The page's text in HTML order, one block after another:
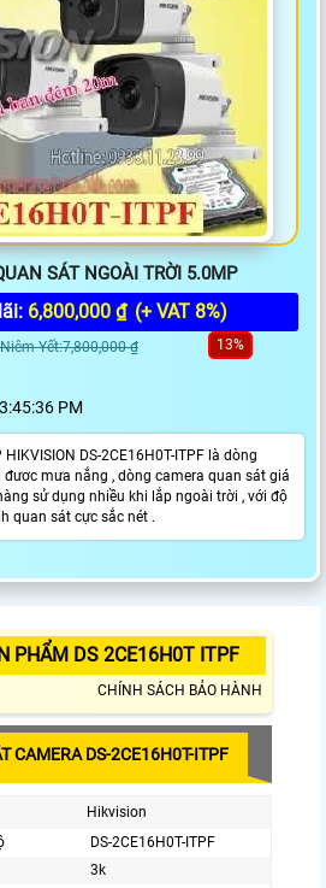
SÁT NGOÀI TRỜI 5.0MP
6,800,000 ₫ (+ VAT 8%)
Yết:7,800,000 ₫ 13%
PM
DS-2CE16H0T-ITPF là dòng
mưa nắng , dòng camera quan sát giá
sử dụng nhiều khi lắp ngoài trời , với độ
quan sát cực sắc nét .
PHẨM DS 2CE16H0T ITPF
CHÍNH SÁCH BẢO HÀNH
CAMERA DS-2CE16H0T-ITPF
Hikvision
DS-2CE16H0T-ITPF
3k